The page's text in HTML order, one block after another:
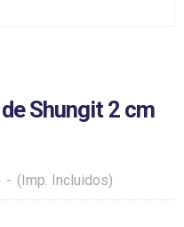
Shungit 2 cm
- (Imp. Incluidos)